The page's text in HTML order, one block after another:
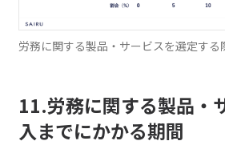
労務に関する製品・サービスを選定する
11.労務に関する製品・
入までにかかる期間